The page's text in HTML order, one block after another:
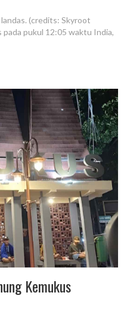
(credits: Skyroot
pukul 12:05 waktu India,
Kemukus